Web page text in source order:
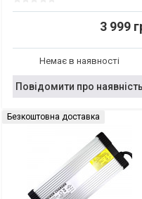
3 999
Немає в наявності
Повідомити про наявність
Безкоштовна доставка